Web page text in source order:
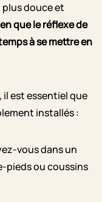
douce et
que le réflexe de
à se mettre en
est essentiel que
installés :
vous dans un
pieds ou coussins